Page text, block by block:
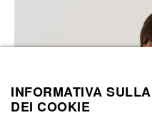
INFORMATIVA
DEI COOKIE